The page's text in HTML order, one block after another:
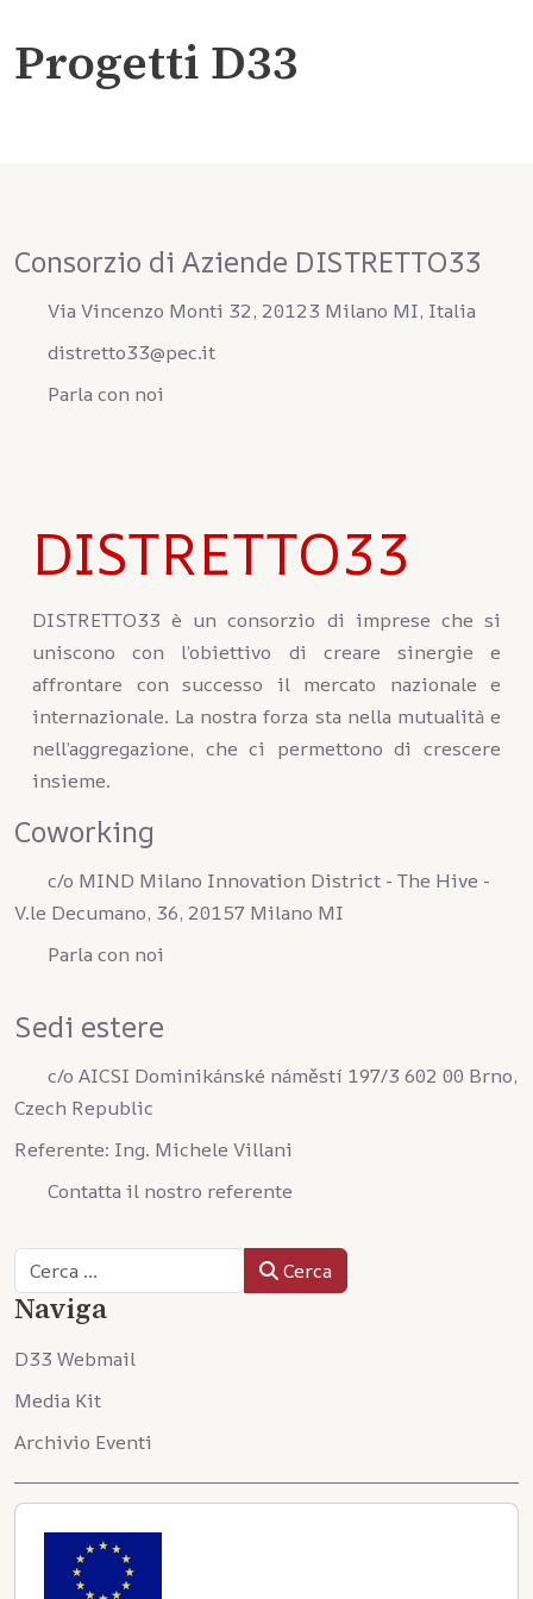
Progetti D33
Consorzio di Aziende DISTRETTO33
Via Vincenzo Monti 32, 20123 Milano MI, Italia
distretto33@pec.it
Parla con noi
DISTRETTO33
DISTRETTO33 è un consorzio di imprese che si
uniscono con l’obiettivo di creare sinergie e
affrontare con successo il mercato nazionale e
internazionale. La nostra forza sta nella mutualità e
nell’aggregazione, che ci permettono di crescere
insieme.
Coworking
c/o MIND Milano Innovation District - The Hive -
V.le Decumano, 36, 20157 Milano MI
Parla con noi
Sedi estere
c/o AICSI Dominikánské náměstí 197/3 602 00 Brno,
Czech Republic
Referente: Ing. Michele Villani
Contatta il nostro referente
Cerca Cerca
Naviga
D33 Webmail
Media Kit
Archivio Eventi